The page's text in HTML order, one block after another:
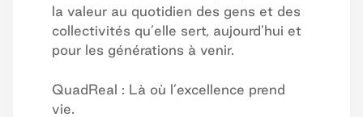
la valeur au quotidien des gens et des
collectivités qu’elle sert, aujourd’hui et
pour les générations à venir.
QuadReal : Là où l’excellence prend
vie.